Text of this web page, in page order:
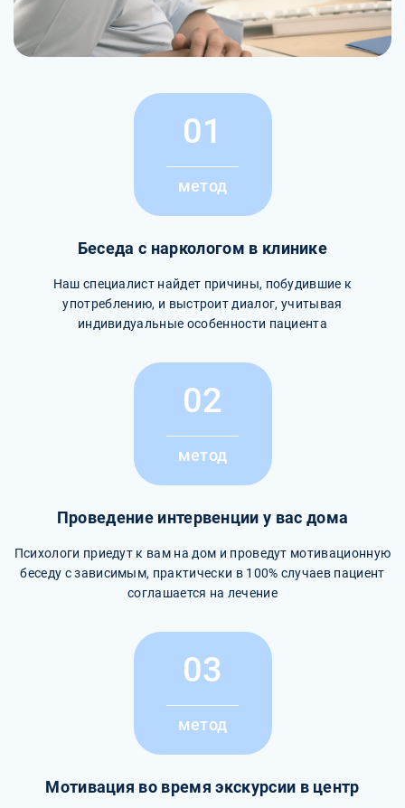
01
метод
Беседа с наркологом в клинике
Наш специалист найдет причины, побудившие к
употреблению, и выстроит диалог, учитывая
индивидуальные особенности пациента
02
метод
Проведение интервенции у вас дома
Психологи приедут к вам на дом и проведут мотивационную
беседу с зависимым, практически в 100% случаев пациент
соглашается на лечение
03
метод
Мотивация во время экскурсии в центр